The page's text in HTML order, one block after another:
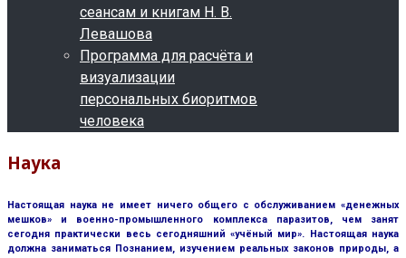
сеансам и книгам Н. В.
Левашова
Программа для расчёта и
визуализации
персональных биоритмов
человека
Наука
Настоящая наука не имеет ничего общего с обслуживанием «денежных
мешков» и военно-промышленного комплекса паразитов, чем занят
сегодня практически весь сегодняшний «учёный мир». Настоящая наука
должна заниматься Познанием, изучением реальных законов природы, а